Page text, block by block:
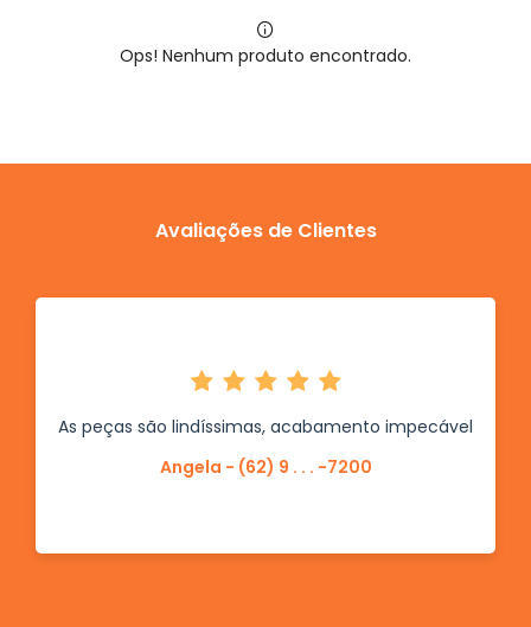
Ops! Nenhum produto encontrado.
Avaliações de Clientes
As peças são lindíssimas, acabamento impecável
Angela - (62) 9 . . . -7200